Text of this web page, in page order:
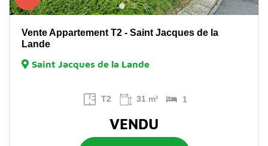
Vente Appartement T2 - Saint Jacques de la
Lande
Saint Jacques de la Lande
T2 31 m² 1
VENDU